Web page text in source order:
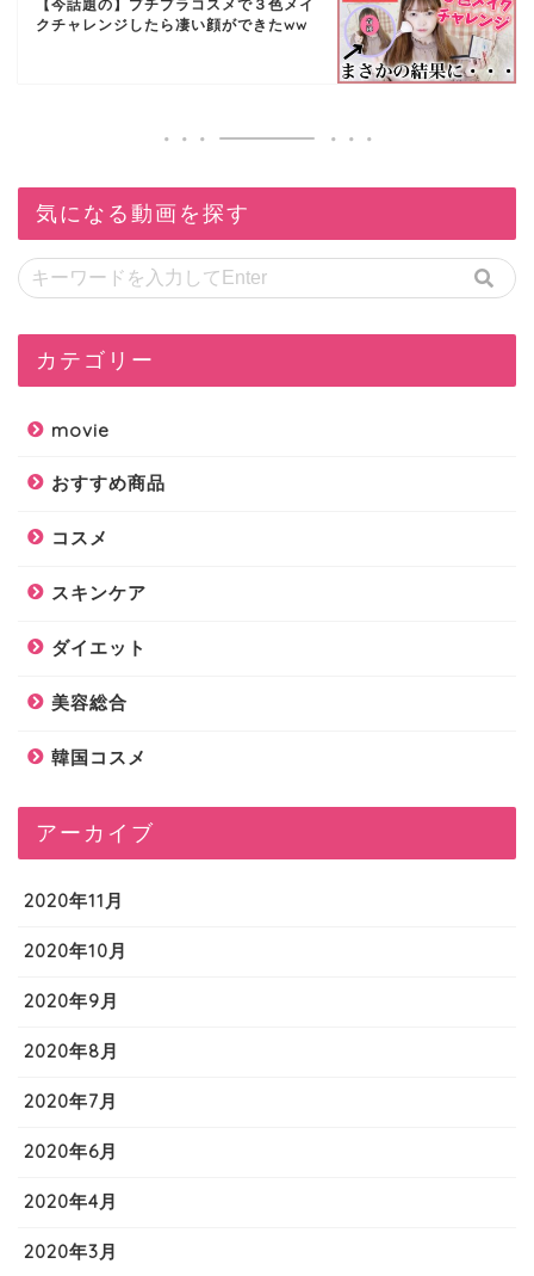
【今話題の】プチプラコスメで３色メイ
クチャレンジしたら凄い顔ができたww
気になる動画を探す
カテゴリー
movie
おすすめ商品
コスメ
スキンケア
ダイエット
美容総合
韓国コスメ
アーカイブ
2020年11月
2020年10月
2020年9月
2020年8月
2020年7月
2020年6月
2020年4月
2020年3月